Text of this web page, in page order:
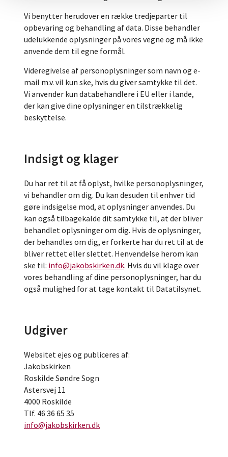
Vi benytter herudover en række tredjeparter til
opbevaring og behandling af data. Disse behandler
udelukkende oplysninger på vores vegne og må ikke
anvende dem til egne formål.
Videregivelse af personoplysninger som navn og e-
mail m.v. vil kun ske, hvis du giver samtykke til det.
Vi anvender kun databehandlere i EU eller i lande,
der kan give dine oplysninger en tilstrækkelig
beskyttelse.
Indsigt og klager
Du har ret til at få oplyst, hvilke personoplysninger,
vi behandler om dig. Du kan desuden til enhver tid
gøre indsigelse mod, at oplysninger anvendes. Du
kan også tilbagekalde dit samtykke til, at der bliver
behandlet oplysninger om dig. Hvis de oplysninger,
der behandles om dig, er forkerte har du ret til at de
bliver rettet eller slettet. Henvendelse herom kan
ske til: info@jakobskirken.dk. Hvis du vil klage over
vores behandling af dine personoplysninger, har du
også mulighed for at tage kontakt til Datatilsynet.
Udgiver
Websitet ejes og publiceres af:
Jakobskirken
Roskilde Søndre Sogn
Astersvej 11
4000 Roskilde
Tlf. 46 36 65 35
info@jakobskirken.dk